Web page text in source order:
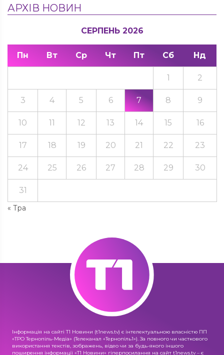
АРХІВ НОВИН
СЕРПЕНЬ 2026
Пн Вт Ср Чт Пт Сб Нд
« Тра
1 2
3 4 5 6 7 8 9
10 11 12 13 14 15 16
17 18 19 20 21 22 23
24 25 26 27 28 29 30
31
Інформація на сайті Т1 Новини (t1news.tv) є інтелектуальною власністю ПП
«ТРО Тернопіль-Медіа» (Телеканал «Тернопіль1»). За повного чи часткового
використання текстів, зображень, відео чи за будь-якого іншого
поширення інформації «Т1 Новини» гіперпосилання на сайт t1news.tv – є